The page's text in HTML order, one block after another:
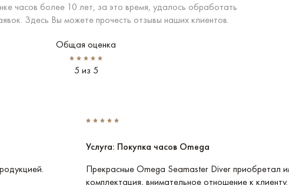
часов более 10 лет, за это время, удалось обработать
Здесь Вы можете прочесть отзывы наших клиентов.
Общая оценка
5 из 5
Услуга: Покупка часов Omega
Прекрасные Omega Seamaster Diver приобретал
комплектация, внимательное отношение к